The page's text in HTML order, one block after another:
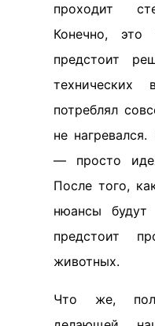
проходит
Конечно, это
предстоит
технических
потреблял
не
— просто
После того,
нюансы будут
предстоит
животных.
Что же,